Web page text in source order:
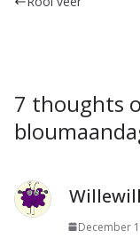
7 thoughts
Willewill
December